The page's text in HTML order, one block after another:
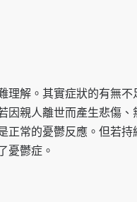
理解。其實症狀的有無
因親人離世而產生悲傷
常的憂鬱反應。但若持
憂鬱症。